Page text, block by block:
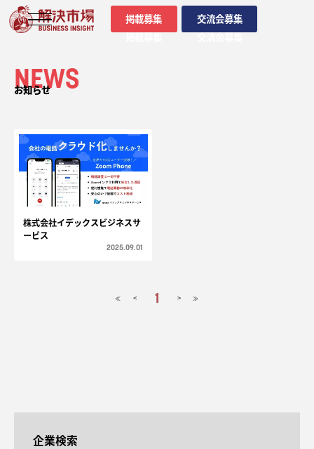
掲載募集
掲載募集
交流会募集
交流会募集
NEWS
お知らせ
株式会社イデックスビジネスサ
ービス
2025.09.01
≪ < 1 > ≫
企業検索